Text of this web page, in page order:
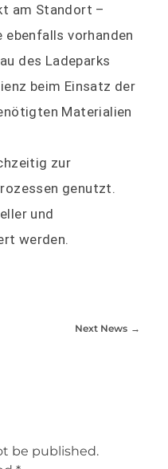
am Standort –
vorhanden
des Ladeparks
beim Einsatz der
Materialien
zur
genutzt.
und
werden.
Next News
be published.